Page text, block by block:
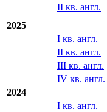
II кв. англ.
2025
I кв. англ.
II кв. англ.
III кв. англ.
IV кв. англ.
2024
I кв. англ.